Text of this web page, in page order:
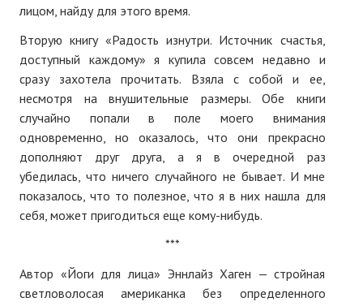
№ 10
№ 11
№ 12
№ 1
№ 3
№ 5
лицом, найду для этого время.
Вторую книгу «Радость изнутри. Источник счастья,
доступный каждому» я купила совсем недавно и
сразу захотела прочитать. Взяла с собой и ее,
несмотря на внушительные размеры. Обе книги
случайно попали в поле моего внимания
одновременно, но оказалось, что они прекрасно
дополняют друг друга, а я в очередной раз
убедилась, что ничего случайного не бывает. И мне
показалось, что то полезное, что я в них нашла для
себя, может пригодиться еще кому-нибудь.
***
Автор «Йоги для лица» Эннлайз Хаген — стройная
светловолосая американка без определенного